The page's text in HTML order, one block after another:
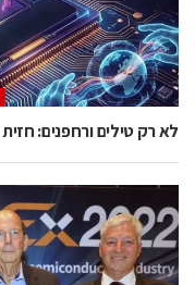
לא רק טילים ורחפנים: